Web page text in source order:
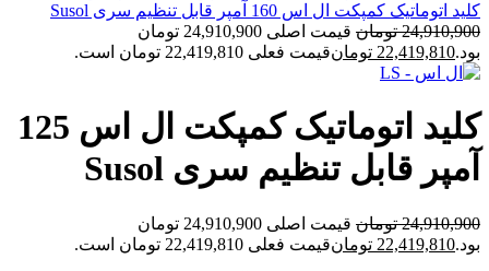
کلید اتوماتیک کمپکت ال اس 160 آمپر قابل تنظیم سری Susol
24,910,900 تومان
قیمت اصلی 24,910,900 تومان
بود.22,419,810 تومانقیمت فعلی 22,419,810 تومان است.
کلید اتوماتیک کمپکت ال اس 125
آمپر قابل تنظیم سری Susol
24,910,900 تومان
قیمت اصلی 24,910,900 تومان
بود.22,419,810 تومانقیمت فعلی 22,419,810 تومان است.